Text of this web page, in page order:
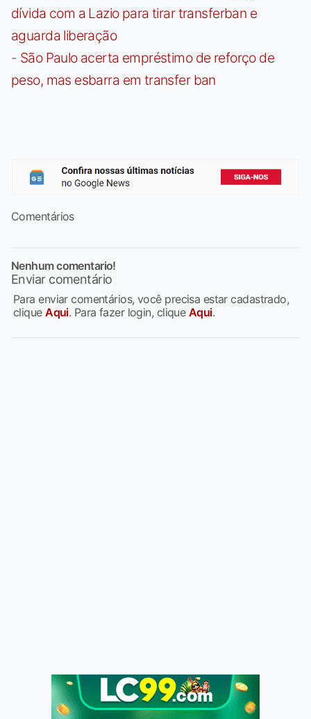
dívida com a Lazio para tirar transferban e
aguarda liberação
- São Paulo acerta empréstimo de reforço de
peso, mas esbarra em transfer ban
Comentários
Nenhum comentario!
Enviar comentário
Para enviar comentários, você precisa estar cadastrado,
cliqueAqui. Para fazer login, clique Aqui.